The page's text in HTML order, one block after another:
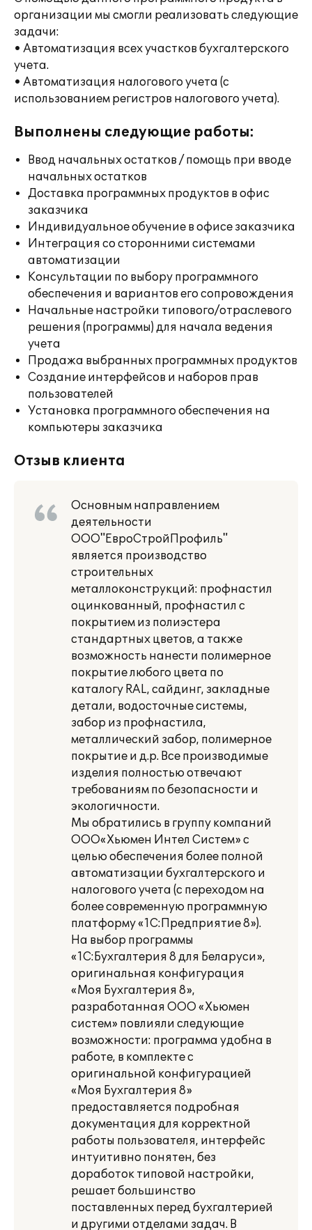
организации мы смогли реализовать следующие
задачи:
• Автоматизация всех участков бухгалтерского
учета.
• Автоматизация налогового учета (с
использованием регистров налогового учета).
Выполнены следующие работы:
Ввод начальных остатков / помощь при вводе
начальных остатков
Доставка программных продуктов в офис
заказчика
Индивидуальное обучение в офисе заказчика
Интеграция со сторонними системами
автоматизации
Консультации по выбору программного
обеспечения и вариантов его сопровождения
Начальные настройки типового/отраслевого
решения (программы) для начала ведения
учета
Продажа выбранных программных продуктов
Создание интерфейсов и наборов прав
пользователей
Установка программного обеспечения на
компьютеры заказчика
Отзыв клиента
Основным направлением
деятельности
ООО"ЕвроСтройПрофиль"
является производство
строительных
металлоконструкций: профнастил
оцинкованный, профнастил с
покрытием из полиэстера
стандартных цветов, а также
возможность нанести полимерное
покрытие любого цвета по
каталогу RAL, сайдинг, закладные
детали, водосточные системы,
забор из профнастила,
металлический забор, полимерное
покрытие и д.р. Все производимые
изделия полностью отвечают
требованиям по безопасности и
экологичности.
Мы обратились в группу компаний
ООО«Хьюмен Интел Систем» с
целью обеспечения более полной
автоматизации бухгалтерского и
налогового учета (с переходом на
более современную программную
платформу «1С:Предприятие 8»).
На выбор программы
«1С:Бухгалтерия 8 для Беларуси»,
оригинальная конфигурация
«Моя Бухгалтерия 8»,
разработанная ООО «Хьюмен
систем» повлияли следующие
возможности: программа удобна в
работе, в комплекте с
оригинальной конфигурацией
«Моя Бухгалтерия 8»
предоставляется подробная
документация для корректной
работы пользователя, интерфейс
интуитивно понятен, без
доработок типовой настройки,
решает большинство
поставленных перед бухгалтерией
и другими отделами задач. В